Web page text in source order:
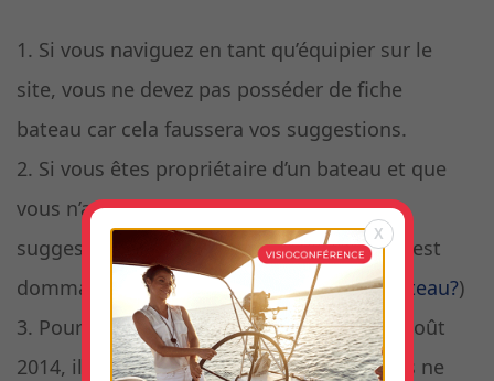
1. Si vous naviguez en tant qu’équipier sur le
site, vous ne devez pas posséder de fiche
bateau car cela faussera vos suggestions.
2. Si vous êtes propriétaire d’un bateau et que
vous n’avez pas de fiche bateau, vos
suggestions seront moins complètes, et c’est
dommage. (
Comment créer votre fiche bateau?)
3. Pour tous les profils créés avant le 1er août
2014, il se peut qu’aucune coordonnée gps ne
X